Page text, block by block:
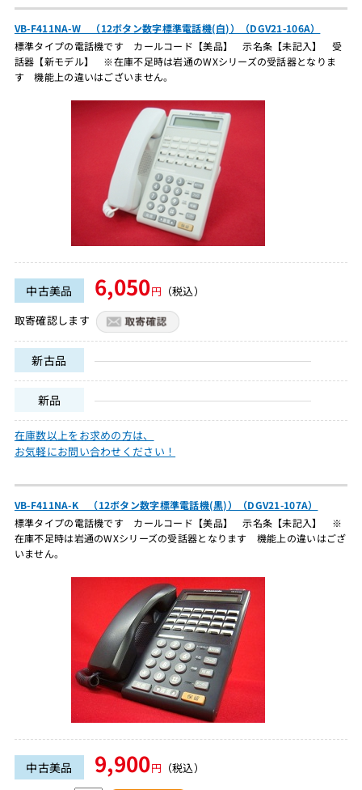
VB-F411NA-W （12ボタン数字標準電話機(白)）（DGV21-106A）
標準タイプの電話機です カールコード【美品】 示名条【未記入】 受
話器【新モデル】 ※在庫不足時は岩通のWXシリーズの受話器となりま
す 機能上の違いはございません。
中古美品 6,050円 （税込）
取寄確認します
新古品
新品
在庫数以上をお求めの方は、
お気軽にお問い合わせください！
VB-F411NA-K （12ボタン数字標準電話機(黒)）（DGV21-107A）
標準タイプの電話機です カールコード【美品】 示名条【未記入】 ※
在庫不足時は岩通のWXシリーズの受話器となります 機能上の違いはござ
いません。
中古美品 9,900円 （税込）